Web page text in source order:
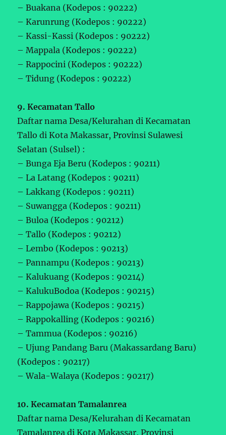
– Buakana (Kodepos : 90222)
– Karunrung (Kodepos : 90222)
– Kassi-Kassi (Kodepos : 90222)
– Mappala (Kodepos : 90222)
– Rappocini (Kodepos : 90222)
– Tidung (Kodepos : 90222)
9. Kecamatan Tallo
Daftar nama Desa/Kelurahan di Kecamatan
Tallo di Kota Makassar, Provinsi Sulawesi
Selatan (Sulsel) :
– Bunga Eja Beru (Kodepos : 90211)
– La Latang (Kodepos : 90211)
– Lakkang (Kodepos : 90211)
– Suwangga (Kodepos : 90211)
– Buloa (Kodepos : 90212)
– Tallo (Kodepos : 90212)
– Lembo (Kodepos : 90213)
– Pannampu (Kodepos : 90213)
– Kalukuang (Kodepos : 90214)
– KalukuBodoa (Kodepos : 90215)
– Rappojawa (Kodepos : 90215)
– Rappokalling (Kodepos : 90216)
– Tammua (Kodepos : 90216)
– Ujung Pandang Baru (Makassardang Baru)
(Kodepos : 90217)
– Wala-Walaya (Kodepos : 90217)
10. Kecamatan Tamalanrea
Daftar nama Desa/Kelurahan di Kecamatan
Tamalanrea di Kota Makassar, Provinsi